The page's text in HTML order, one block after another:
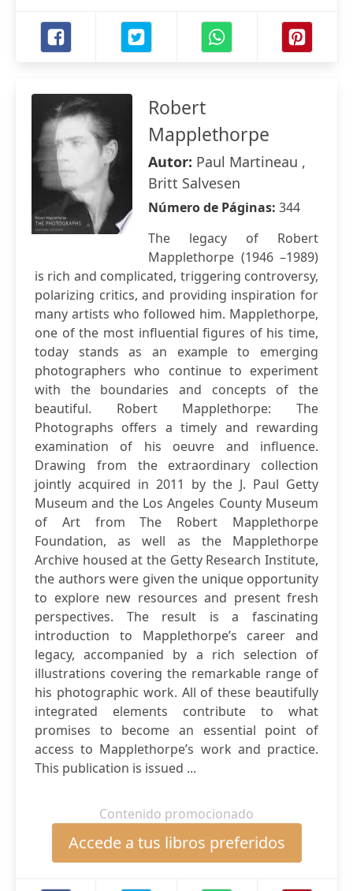
Robert
Mapplethorpe
Autor: Paul Martineau ,
Britt Salvesen
Número de Páginas: 344
The legacy of Robert
Mapplethorpe (1946 –1989)
is rich and complicated, triggering controversy,
polarizing critics, and providing inspiration for
many artists who followed him. Mapplethorpe,
one of the most influential figures of his time,
today stands as an example to emerging
photographers who continue to experiment
with the boundaries and concepts of the
beautiful. Robert Mapplethorpe: The
Photographs offers a timely and rewarding
examination of his oeuvre and influence.
Drawing from the extraordinary collection
jointly acquired in 2011 by the J. Paul Getty
Museum and the Los Angeles County Museum
of Art from The Robert Mapplethorpe
Foundation, as well as the Mapplethorpe
Archive housed at the Getty Research Institute,
the authors were given the unique opportunity
to explore new resources and present fresh
perspectives. The result is a fascinating
introduction to Mapplethorpe’s career and
legacy, accompanied by a rich selection of
illustrations covering the remarkable range of
his photographic work. All of these beautifully
integrated elements contribute to what
promises to become an essential point of
access to Mapplethorpe’s work and practice.
This publication is issued ...
Contenido promocionado
Accede a tus libros preferidos